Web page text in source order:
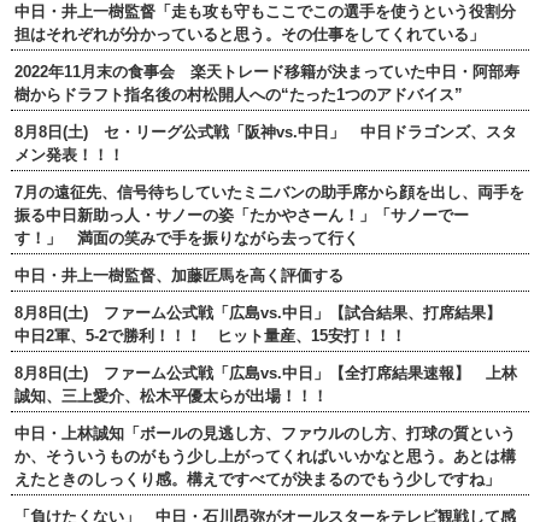
中日・井上一樹監督「走も攻も守もここでこの選手を使うという役割分
担はそれぞれが分かっていると思う。その仕事をしてくれている」
2022年11月末の食事会 楽天トレード移籍が決まっていた中日・阿部寿
樹からドラフト指名後の村松開人への“たった1つのアドバイス”
8月8日(土) セ・リーグ公式戦「阪神vs.中日」 中日ドラゴンズ、スタ
メン発表！！！
7月の遠征先、信号待ちしていたミニバンの助手席から顔を出し、両手を
振る中日新助っ人・サノーの姿「たかやさーん！」「サノーでー
す！」 満面の笑みで手を振りながら去って行く
中日・井上一樹監督、加藤匠馬を高く評価する
8月8日(土) ファーム公式戦「広島vs.中日」【試合結果、打席結果】
中日2軍、5-2で勝利！！！ ヒット量産、15安打！！！
8月8日(土) ファーム公式戦「広島vs.中日」【全打席結果速報】 上林
誠知、三上愛介、松木平優太らが出場！！！
中日・上林誠知「ボールの見逃し方、ファウルのし方、打球の質という
か、そういうものがもう少し上がってくればいいかなと思う。あとは構
えたときのしっくり感。構えですべてが決まるのでもう少しですね」
「負けたくない」 中日・石川昂弥がオールスターをテレビ観戦して感